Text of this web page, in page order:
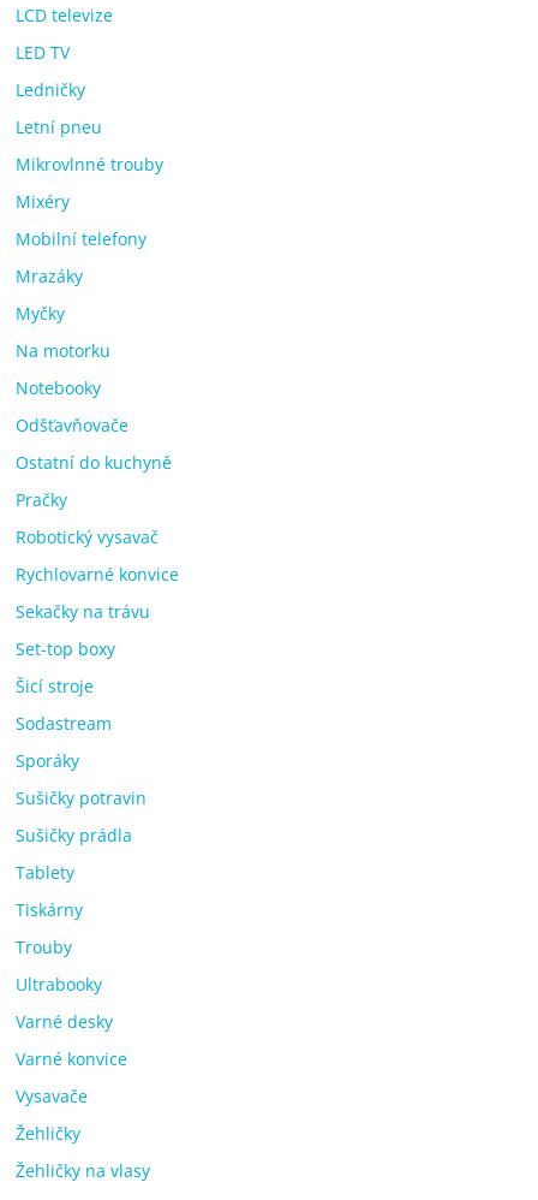
LCD televize
LED TV
Ledničky
Letní pneu
Mikrovlnné trouby
Mixéry
Mobilní telefony
Mrazáky
Myčky
Na motorku
Notebooky
Odšťavňovače
Ostatní do kuchyně
Pračky
Robotický vysavač
Rychlovarné konvice
Sekačky na trávu
Set-top boxy
Šicí stroje
Sodastream
Sporáky
Sušičky potravin
Sušičky prádla
Tablety
Tiskárny
Trouby
Ultrabooky
Varné desky
Varné konvice
Vysavače
Žehličky
Žehličky na vlasy